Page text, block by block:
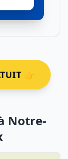
👉
Notre-